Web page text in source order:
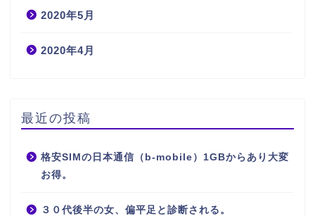
2020年5月
2020年4月
最近の投稿
格安SIMの日本通信（b-mobile）1GBからあり大変
お得。
３０代後半の女、偏平足と診断される。